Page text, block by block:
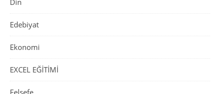
Din
Edebiyat
Ekonomi
EXCEL EĞİTİMİ